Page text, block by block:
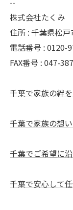
株式会社たくみ
住所 : 千葉県松
電話番号 : 0120-
FAX番号 : 047-
千葉で家族の絆
千葉で家族の想
千葉でご希望に
千葉で安心して